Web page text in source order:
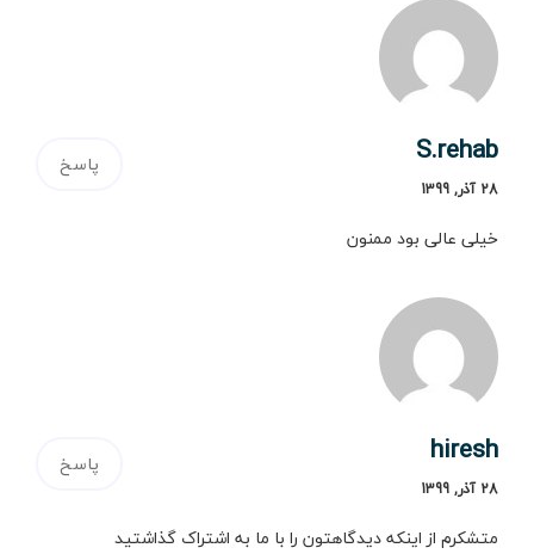
S.rehab
28 آذر, 1399
پاسخ
خیلی عالی بود ممنون
hiresh
28 آذر, 1399
پاسخ
متشکرم از اینکه دیدگاهتون را با ما به اشتراک گذاشتید